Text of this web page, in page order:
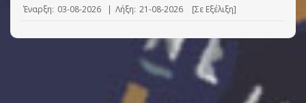
Έναρξη: 03-08-2026 | Λήξη: 21-08-2026 [Σε Εξέλιξη]